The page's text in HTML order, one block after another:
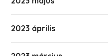
2023 április